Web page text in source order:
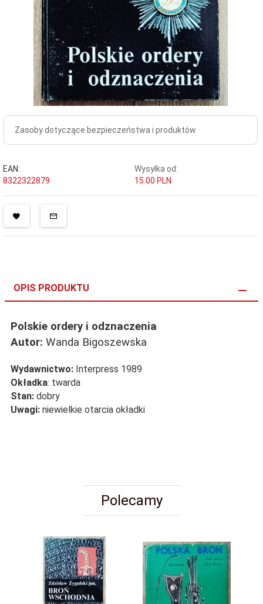
Zasoby dotyczące bezpieczeństwa i produktów
EAN:
8322322879
Wysyłka od:
15.00 PLN
OPIS PRODUKTU
Polskie ordery i odznaczenia
Autor: Wanda Bigoszewska
Wydawnictwo: Interpress 1989
Okładka: twarda
Stan: dobry
Uwagi: niewielkie otarcia okładki
Polecamy